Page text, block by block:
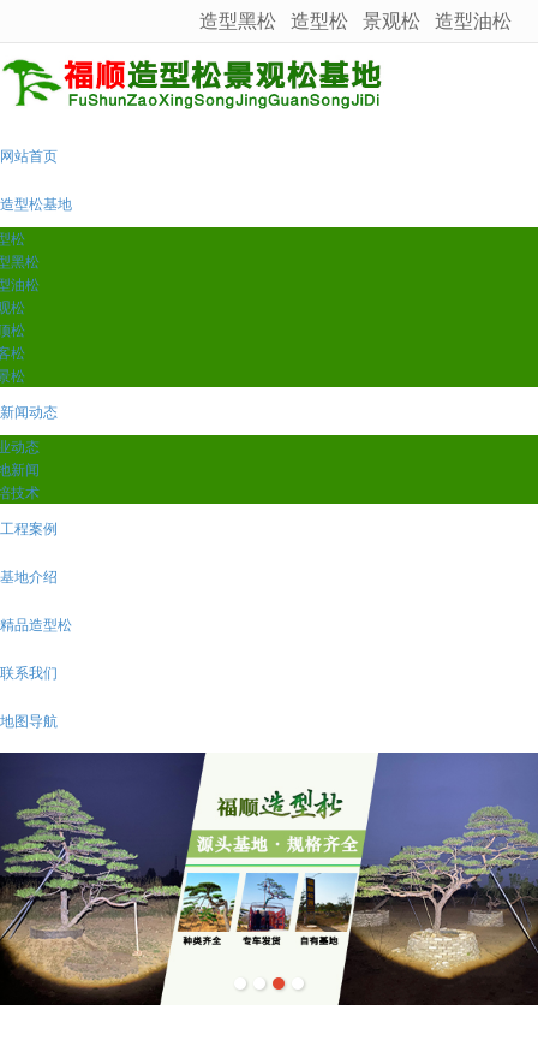
很遗憾，因您的浏览器版本过低导致无法获得最佳浏览体验，推荐下载安装谷歌浏览器！
造型黑松 造型松 景观松 造型油松
网站首页
造型松基地
松
黑松
油松
松
松
松
松
新闻动态
动态
新闻
技术
工程案例
基地介绍
精品造型松
联系我们
地图导航